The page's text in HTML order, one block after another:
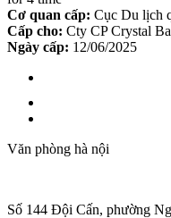
Cơ quan cấp: Cục Du lịch
Cấp cho: Cty CP Crystal
Ngày cấp: 12/06/2025
Văn phòng hà nội
Số 144 Đội Cấn, phường